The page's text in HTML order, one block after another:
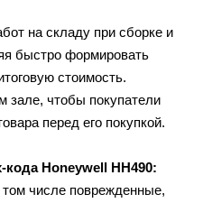
на складу при сборке и
быстро формировать
стоимость.
зале, чтобы покупатели
перед его покупкой.
Honeywell HH490:
числе поврежденные,